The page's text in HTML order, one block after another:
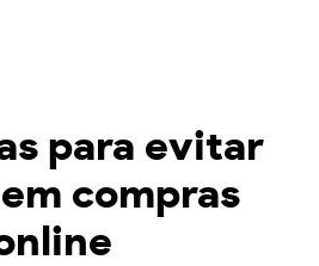
para evitar
compras